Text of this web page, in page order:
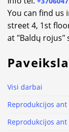
You can find us
street 4, 1st
at "Baldų rojus"
Visi darbai
Reprodukcijos
Reprodukcijos